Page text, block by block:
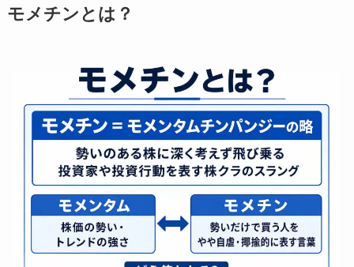
モメチンとは？